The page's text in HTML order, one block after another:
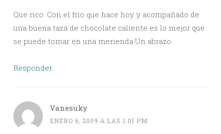
Que rico. Con el frío que hace hoy y acompañado de
una buena taza de chocolate caliente es lo mejor que
se puede tomar en una merienda.Un abrazo
Responder
Vanesuky
ENERO 6, 2009 A LAS 1:01 PM